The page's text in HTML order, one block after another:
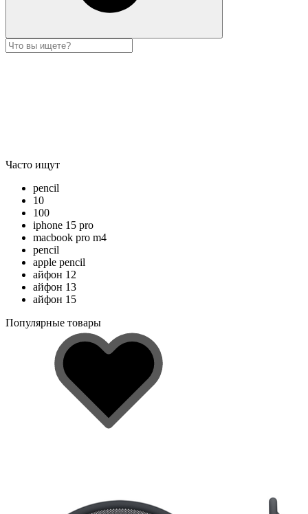
Часто ищут
pencil
10
100
iphone 15 pro
macbook pro m4
pencil
apple pencil
айфон 12
айфон 13
айфон 15
Популярные товары